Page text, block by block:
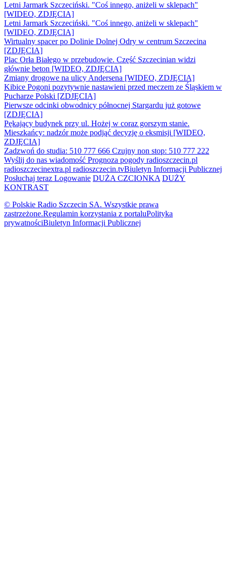
Letni Jarmark Szczeciński. "Coś innego, aniżeli w sklepach"
[WIDEO, ZDJĘCIA]
Letni Jarmark Szczeciński. "Coś innego, aniżeli w sklepach"
[WIDEO, ZDJĘCIA]
Wirtualny spacer po Dolinie Dolnej Odry w centrum Szczecina
[ZDJĘCIA]
Plac Orła Białego w przebudowie. Część Szczecinian widzi
głównie beton [WIDEO, ZDJĘCIA]
Zmiany drogowe na ulicy Andersena [WIDEO, ZDJĘCIA]
Kibice Pogoni pozytywnie nastawieni przed meczem ze Śląskiem w
Pucharze Polski [ZDJĘCIA]
Pierwsze odcinki obwodnicy północnej Stargardu już gotowe
[ZDJĘCIA]
Pękający budynek przy ul. Hożej w coraz gorszym stanie.
Mieszkańcy: nadzór może podjąć decyzję o eksmisji [WIDEO,
ZDJĘCIA]
Zadzwoń do studia: 510 777 666 Czujny non stop: 510 777 222
Wyślij do nas wiadomość Prognoza pogody radioszczecin.pl
radioszczecinextra.pl radioszczecin.tvBiuletyn Informacji Publicznej
Posłuchaj teraz Logowanie DUŻA CZCIONKA DUŻY
KONTRAST
© Polskie Radio Szczecin SA. Wszystkie prawa
zastrzeżone.Regulamin korzystania z portaluPolityka
prywatnościBiuletyn Informacji Publicznej